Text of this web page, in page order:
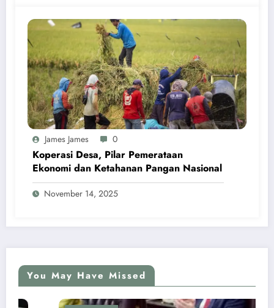
James James 0
Koperasi Desa, Pilar Pemerataan
Ekonomi dan Ketahanan Pangan Nasional
November 14, 2025
You May Have Missed